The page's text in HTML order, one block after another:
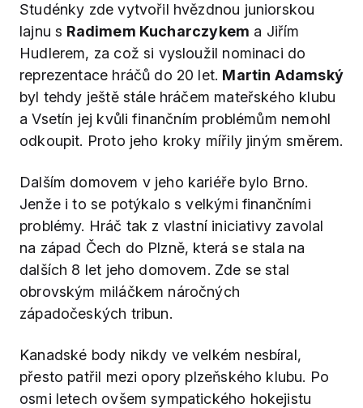
Studénky zde vytvořil hvězdnou juniorskou
lajnu s Radimem Kucharczykem a Jiřím
Hudlerem, za což si vysloužil nominaci do
reprezentace hráčů do 20 let. Martin Adamský
byl tehdy ještě stále hráčem mateřského klubu
a Vsetín jej kvůli finančním problémům nemohl
odkoupit. Proto jeho kroky mířily jiným směrem.
Dalším domovem v jeho kariéře bylo Brno.
Jenže i to se potýkalo s velkými finančními
problémy. Hráč tak z vlastní iniciativy zavolal
na západ Čech do Plzně, která se stala na
dalších 8 let jeho domovem. Zde se stal
obrovským miláčkem náročných
západočeských tribun.
Kanadské body nikdy ve velkém nesbíral,
přesto patřil mezi opory plzeňského klubu. Po
osmi letech ovšem sympatického hokejistu